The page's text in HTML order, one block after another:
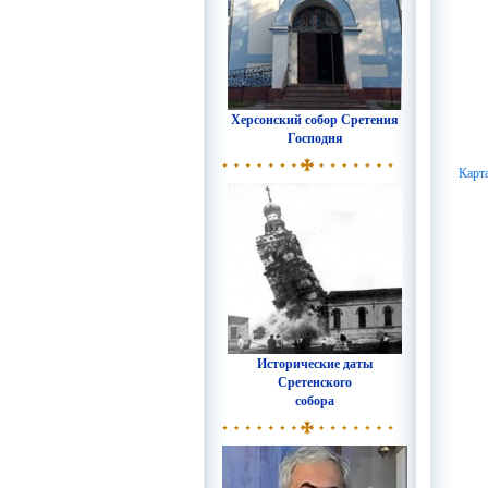
Херсонский собор Сретения
Господня
Исторические даты
Сретенского
собора